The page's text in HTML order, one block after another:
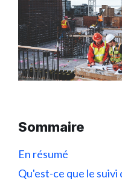
Sommaire
En résumé
Qu'est-ce que le